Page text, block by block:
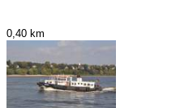
0,40 km